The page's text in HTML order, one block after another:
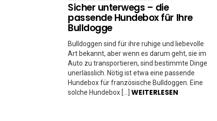
Sicher unterwegs – die
passende Hundebox für Ihre
Bulldogge
Bulldoggen sind für ihre ruhige und liebevolle
Art bekannt, aber wenn es darum geht, sie im
Auto zu transportieren, sind bestimmte Dinge
unerlässlich. Nötig ist etwa eine passende
Hundebox für französische Bulldoggen. Eine
solche Hundebox […] WEITERLESEN